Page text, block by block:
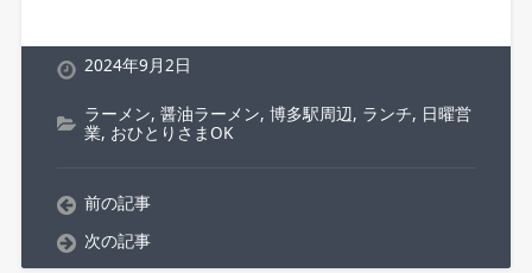
2024年9月2日
ラーメン, 醤油ラーメン, 博多駅周辺, ランチ, 日曜営
業, おひとりさまOK
前の記事
次の記事